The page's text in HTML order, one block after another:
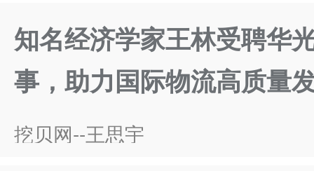
知名经济学家王林受聘华
事，助力国际物流高质量
挖贝网--王思宇